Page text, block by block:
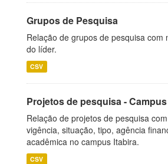
Grupos de Pesquisa
Relação de grupos de pesquisa com
do líder.
CSV
Projetos de pesquisa -
Relação de projetos de pesquisa
vigência, situação, tipo, agência
acadêmica no campus Itabira.
CSV